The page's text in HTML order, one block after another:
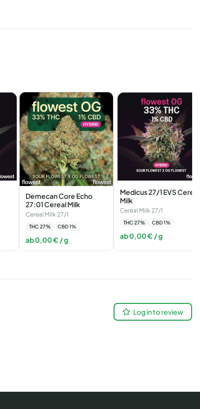
Demecan Core Echo
27:01 Cereal Milk
Cereal Milk 27/1
THC 27% CBD1%
ab0,00€ / g
Medicus 27/1 EVS Cereal
Milk
Cereal Milk 27/1
THC 27% CBD1%
ab0,00€ / g
Log in to review